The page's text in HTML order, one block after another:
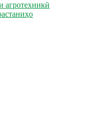
агротехникӣ